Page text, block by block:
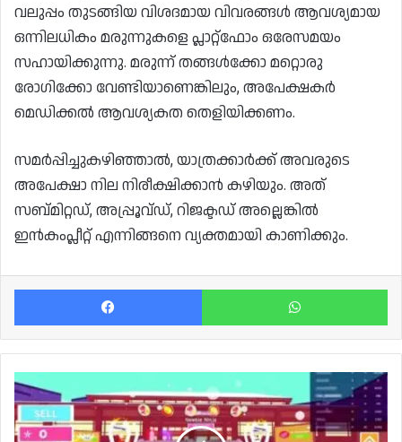
വലുപ്പം തുടങ്ങിയ വിശദമായ വിവരങ്ങൾ ആവശ്യമായ
ഒന്നിലധികം മരുന്നുകളെ പ്ലാറ്റ്‌ഫോം ഒരേസമയം
സഹായിക്കുന്നു. മരുന്ന് തങ്ങൾക്കോ മറ്റൊരു
രോഗിക്കോ വേണ്ടിയാണെങ്കിലും, അപേക്ഷകർ
മെഡിക്കൽ ആവശ്യകത തെളിയിക്കണം.
സമർപ്പിച്ചുകഴിഞ്ഞാൽ, യാത്രക്കാർക്ക് അവരുടെ
അപേക്ഷാ നില നിരീക്ഷിക്കാൻ കഴിയും. അത്
സബ്മിറ്റഡ്, അപ്പ്രൂവ്ഡ്, റിജക്ടഡ് അല്ലെങ്കിൽ
ഇൻകംപ്ലീറ്റ് എന്നിങ്ങനെ വ്യക്തമായി കാണിക്കും.
Facebook
ഖത്തറിൽ
റോബ്‌ലോക്‌സ്
നിരോധിച്ച
നടപടിയെ